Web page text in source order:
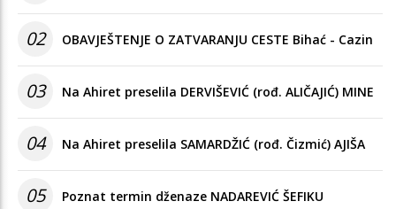
02 OBAVJEŠTENJE O ZATVARANJU CESTE Bihać - Cazin
03 Na Ahiret preselila DERVIŠEVIĆ (rođ. ALIČAJIĆ) MINE
04 Na Ahiret preselila SAMARDŽIĆ (rođ. Čizmić) AJIŠA
05 Poznat termin dženaze NADAREVIĆ ŠEFIKU